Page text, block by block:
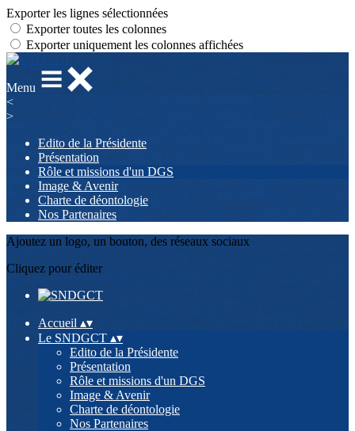
Exporter les lignes sélectionnées
Exporter toutes les colonnes
Exporter uniquement les colonnes affichées
Menu
<
>
Edito de la Présidente
Présentation
Rôle et missions d'un DGS
Image & Avenir
Charte de déontologie
Nos Partenaires
Ajoutez un logo, un bouton, des réseaux sociaux
Cliquez pour éditer
Accueil▴▾
Le SNDGCT ▴▾
Edito de la Présidente
Présentation
Rôle et missions d'un DGS
Image & Avenir
Charte de déontologie
Nos Partenaires